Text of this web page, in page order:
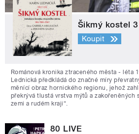
Šikmý kostel 3
Koupit
Románová kronika ztraceného města - léta
Lednická předkládá do značné míry
měnící obraz hornického regionu, jehož
překrývá tlustá vrstva mýtů a zakořeněných
zemi a rudém kraji“.
80 LIVE